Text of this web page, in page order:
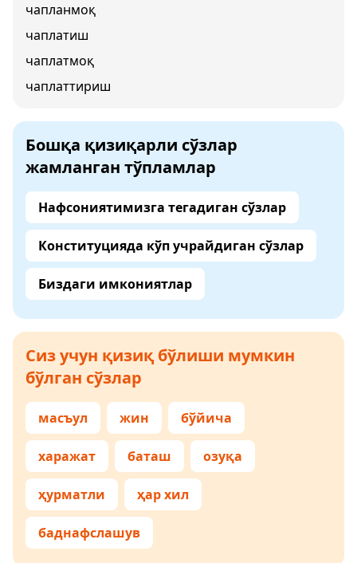
чапланмоқ
чаплатиш
чаплатмоқ
чаплаттириш
Бошқа қизиқарли сўзлар
жамланган тўпламлар
Нафсониятимизга тегадиган сўзлар
Конституцияда кўп учрайдиган сўзлар
Биздаги имкониятлар
Сиз учун қизиқ бўлиши мумкин
бўлган сўзлар
масъул жин бўйича
харажат баташ озуқа
ҳурматли ҳар хил
баднафслашув